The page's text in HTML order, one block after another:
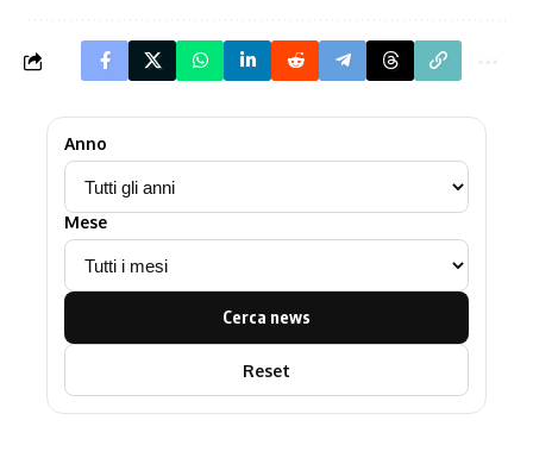
Anno
Mese
Cerca news
Reset